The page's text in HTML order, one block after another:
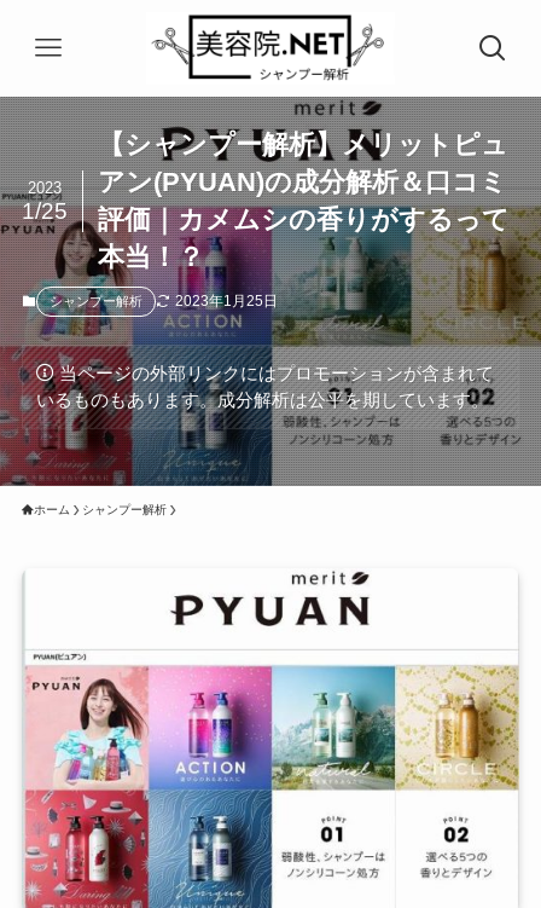
【シャンプー解析】メリットピュ
アン(PYUAN)の成分解析＆口コミ
評価｜カメムシの香りがするって
本当！？
2023
1/25
シャンプー解析 2023年1月25日
当ページの外部リンクにはプロモーションが含まれて
いるものもあります。成分解析は公平を期しています。
ホーム シャンプー解析